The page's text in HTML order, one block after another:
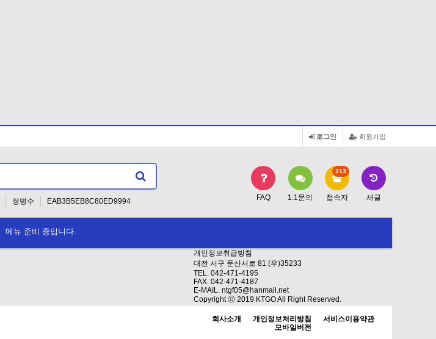
회원가입
로그인
정명수
EAB3B5EB8C80ED9994
FAQ 1:1문의 접속자
213
새글
메뉴 준비 중입니다.
개인정보취급방침
대전 서구 둔산서로 81 (우)35233
TEL. 042-471-4195
FAX. 042-471-4187
E-MAIL. ntgf05@hanmail.net
Copyright ⓒ 2019 KTGO All Right Reserved.
회사소개 개인정보처리방침
서비스이용약관
모바일버전